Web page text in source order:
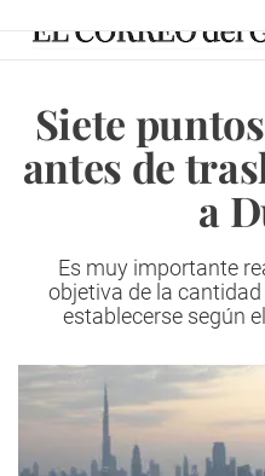
Siete
antes de
a
Es muy importante
objetiva de la
establecerse según